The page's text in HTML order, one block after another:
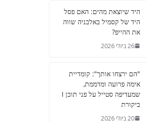
היד שיוצאת מהים: האם פסל
היד של קסמיל באלבניה שווה
את ההייפ?
26 ביולי 2026
"הם ירצחו אותך": קומדיית
אימה פרועה ומדממת,
שמעדיפה סטייל על פני תוכן I
ביקורת
20 ביולי 2026